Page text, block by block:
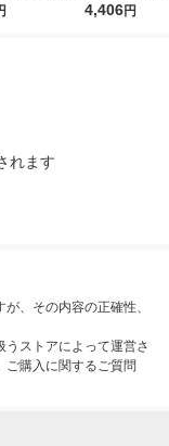
本）
ル 500ml 1箱
4,406円
れます
、その内容の正確性、
ストアによって運営さ
ご購入に関するご質問